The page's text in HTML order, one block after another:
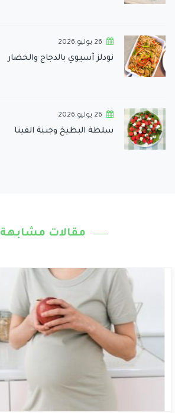
26 يوليو,2026
نودلز آسيوي بالدجاج والخضار
26 يوليو,2026
سلطة البطيخ وجبنة الفيتا
مقالات مشابهة